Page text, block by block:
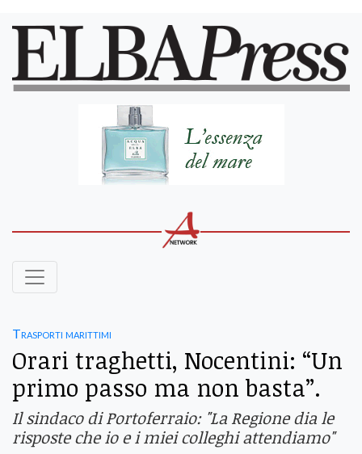
Trasporti marittimi
Orari traghetti, Nocentini: “Un
primo passo ma non basta”.
Il sindaco di Portoferraio: "La Regione dia le
risposte che io e i miei colleghi attendiamo"